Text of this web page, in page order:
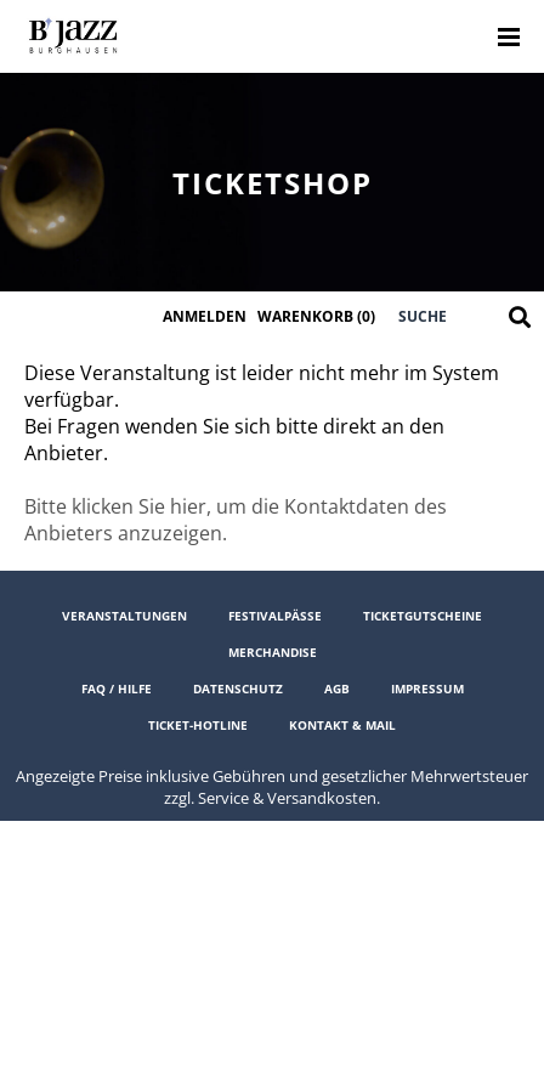
TICKETSHOP
ANMELDEN WARENKORB(0)
Diese Veranstaltung ist leider nicht mehr im System
verfügbar.
Bei Fragen wenden Sie sich bitte direkt an den
Anbieter.
Bitte klicken Sie hier, um die Kontaktdaten des
Anbieters anzuzeigen.
VERANSTALTUNGEN FESTIVALPÄSSE TICKETGUTSCHEINE
MERCHANDISE
FAQ / HILFE DATENSCHUTZ AGB IMPRESSUM
TICKET-HOTLINE KONTAKT & MAIL
Angezeigte Preise inklusive Gebühren und gesetzlicher Mehrwertsteuer
zzgl. Service & Versandkosten.